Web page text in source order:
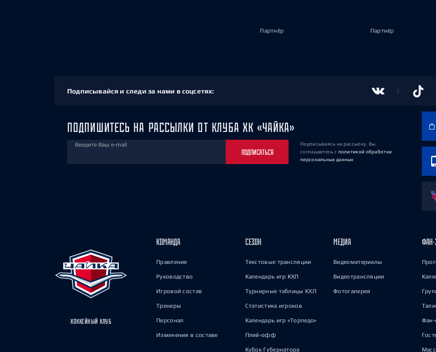
Партнёр Партнёр
Подписывайся и следи за нами в соцсетях:
ПОДПИШИТЕСЬ НА РАССЫЛКИ ОТ КЛУБА ХК «ЧАЙКА»
Введите Ваш e-mail
ПОДПИСАТЬСЯ
Подписываясь на рассылку, Вы
соглашаетесь с политикой обработки
персональных данных
ХОККЕЙНЫЙ КЛУБ
КОМАНДА
Правление
Руководство
Игровой состав
Тренеры
Персонал
Изменения в составе
СЕЗОН
Текстовые трансляции
Календарь игр КХЛ
Турнирные таблицы КХЛ
Статистика игроков
Календарь игр «Торпедо»
Плей-офф
Кубок Губернатора
МЕДИА
Видеоматериалы
Видеотрансляции
Фотогалерея
ФАН-
Фан-